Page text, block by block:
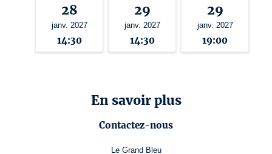
28
janv. 2027
14:30
29
janv. 2027
14:30
29
janv. 2027
19:00
En savoir plus
Contactez-nous
Le Grand Bleu